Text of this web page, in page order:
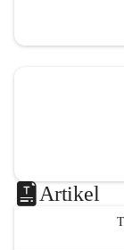
Artikel